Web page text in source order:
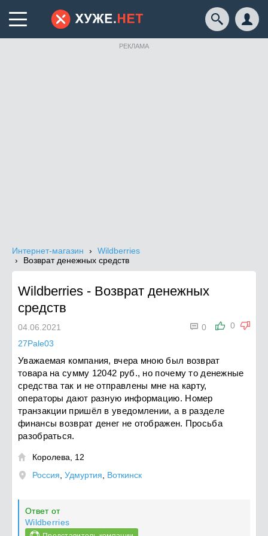
РЕКЛАМА
Интернет-магазин
Wildberries
Возврат денежных средств
Wildberries - Возврат денежных
средств
0
 0
04.06.2021
27Pale03
Уважаемая компания, вчера мною был возврат
товара на сумму 12042 руб., но почему то денежные
средства так и не отправлены мне на карту,
операторы дают разную информацию. Номер
транзакции пришёл в уведомлении, а в разделе
финансы возврат денег не отображен. Просьба
разобраться.

Королева, 12
Россия Удмуртия Воткинск
Ответ от
Wildberries